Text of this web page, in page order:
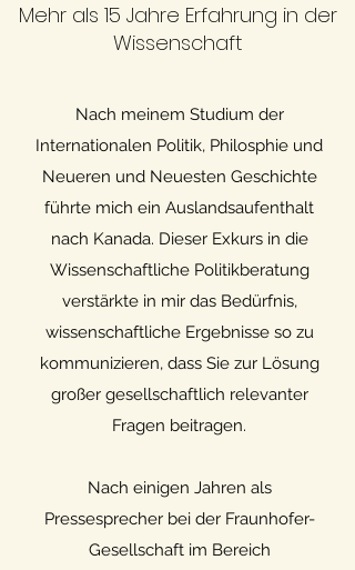
Mehr als 15 Jahre Erfahrung in der
Wissenschaft
Nach meinem Studium der
Internationalen Politik, Philosphie und
Neueren und Neuesten Geschichte
führte mich ein Auslandsaufenthalt
nach Kanada. Dieser Exkurs in die
Wissenschaftliche Politikberatung
verstärkte in mir das Bedürfnis,
wissenschaftliche Ergebnisse so zu
kommunizieren, dass Sie zur Lösung
großer gesellschaftlich relevanter
Fragen beitragen.
Nach einigen Jahren als
Pressesprecher bei der Fraunhofer-
Gesellschaft im Bereich